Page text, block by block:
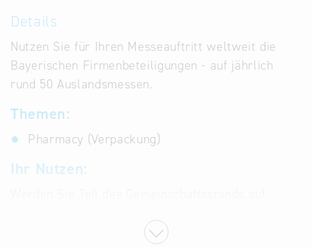
Details
Nutzen Sie für Ihren Messeauftritt weltweit die
Bayerischen Firmenbeteiligungen - auf jährlich
rund 50 Auslandsmessen.
Themen:
Pharmacy (Verpackung)
Ihr Nutzen:
wichtigen Schritt ins Exportgeschäft.